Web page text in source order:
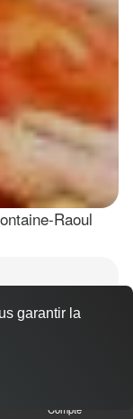
Raoul
Compte
garantir la